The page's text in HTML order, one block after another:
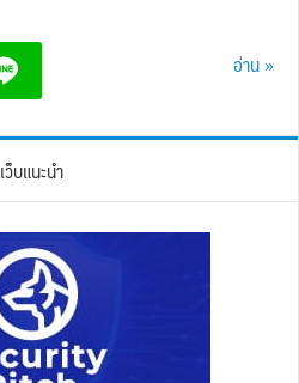
อ่าน »
เว็บแนะนำ